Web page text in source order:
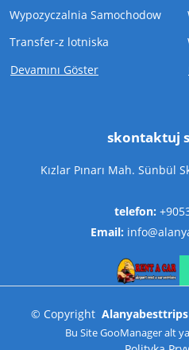
Wypozyczalnia Samochodow
Transfer-z lotniska
Devamını Göster
skontaktuj
Kızlar Pınarı Mah. Sünbül
telefon:
Email:
© Copyright Alanyabesttrips
Bu SiteGooManageralt